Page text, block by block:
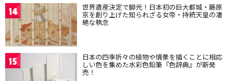
14 世界遺産決定で脚光！日本初の巨大都城・藤原
京を創り上げた知られざる女帝・持統天皇の凄
絶な執念
15 日本の四季折々の植物や情景を描くことに相応
しい色を集めた水彩色鉛筆『色辞典』が新発
売！